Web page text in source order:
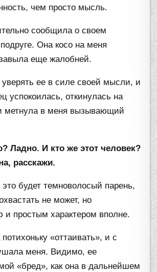
чем просто мысль.
сообщила о своем
Она косо на меня
еще жалобней.
ее в силе своей мысли, и
успокоилась, откинулась на
метнула в меня вызывающий
Ладно. И кто же этот человек?
расскажи.
это будет темноволосый парень,
не может, но
и простым характером вполне.
«оттаивать», и с
меня. Видимо, ее
«бред», как она в дальнейшем